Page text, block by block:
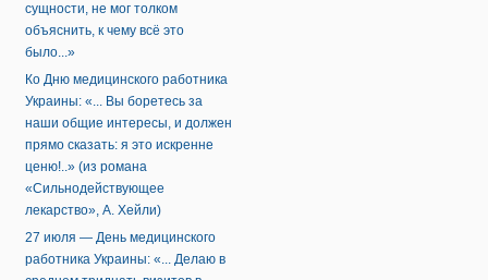
сущности, не мог толком
объяснить, к чему всё это
было...»
Ко Дню медицинского работника
Украины: «... Вы боретесь за
наши общие интересы, и должен
прямо сказать: я это искренне
ценю!..» (из романа
«Сильнодействующее
лекарство», А. Хейли)
27 июля — День медицинского
работника Украины: «... Делаю в